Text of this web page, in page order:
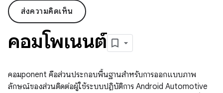
ส่งความคิดเห็น
คอมโพเนนต์
คอมponent คือส่วนประกอบพื้นฐานสำหรับการออกแบบภาพ
ลักษณ์ของส่วนติดต่อผู้ใช้ระบบปฏิบัติการ Android Automotive